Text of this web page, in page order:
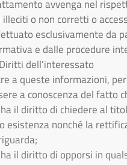
avvenga nel
illeciti o non corretti o
esclusivamente da
e dalle procedure
dell'interessato
a queste informazioni,
a conoscenza del fatto
ha il diritto di chiedere al
esistenza nonché la
ha il diritto di opporsi in